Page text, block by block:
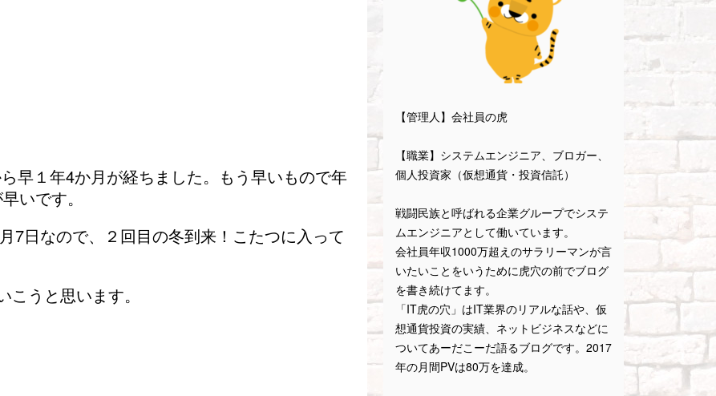
早１年4か月が経ちました。もう早いもので年
いです。
7日なので、２回目の冬到来！こたつに入って
うと思います。
【管理人】会社員の虎
【職業】システムエンジニア、ブロガー、
個人投資家（仮想通貨・投資信託）
戦闘民族と呼ばれる企業グループでシステ
ムエンジニアとして働いています。
会社員年収1000万超えのサラリーマンが言
いたいことをいうために虎穴の前でブログ
を書き続けてます。
「IT虎の穴」はIT業界のリアルな話や、仮
想通貨投資の実績、ネットビジネスなどに
ついてあーだこーだ語るブログです。2017
年の月間PVは80万を達成。